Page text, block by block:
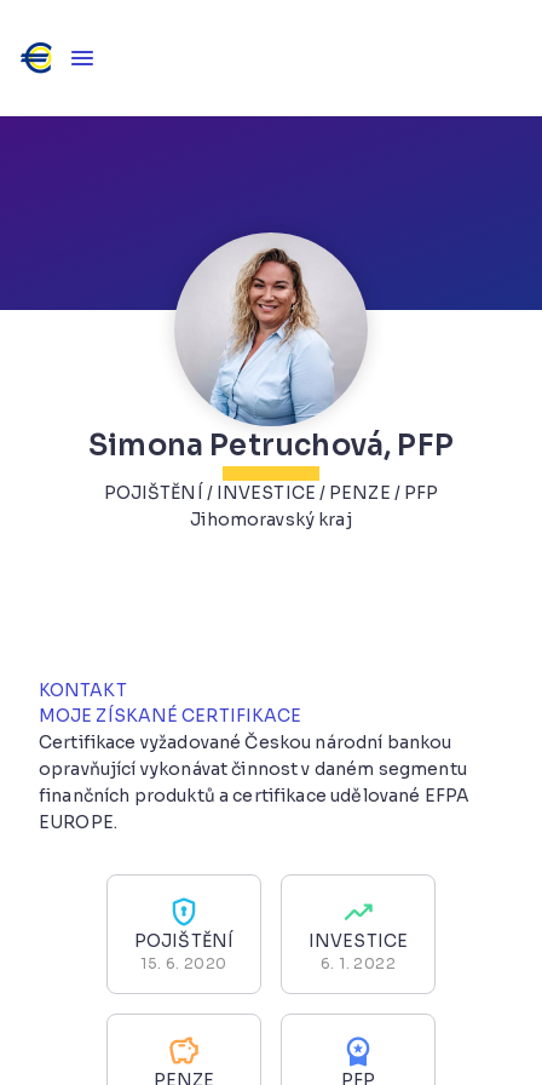
Simona Petruchová, PFP
POJIŠTĚNÍ / INVESTICE / PENZE / PFP
Jihomoravský kraj
KONTAKT
MOJE ZÍSKANÉ CERTIFIKACE
Certifikace vyžadované Českou národní bankou
opravňující vykonávat činnost v daném segmentu
finančních produktů a certifikace udělované EFPA
EUROPE.
POJIŠTĚNÍ
15. 6. 2020
INVESTICE
6. 1. 2022
PENZE PFP